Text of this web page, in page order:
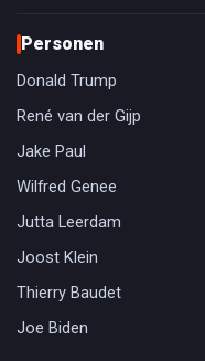
Personen
Donald Trump
René van der Gijp
Jake Paul
Wilfred Genee
Jutta Leerdam
Joost Klein
Thierry Baudet
Joe Biden